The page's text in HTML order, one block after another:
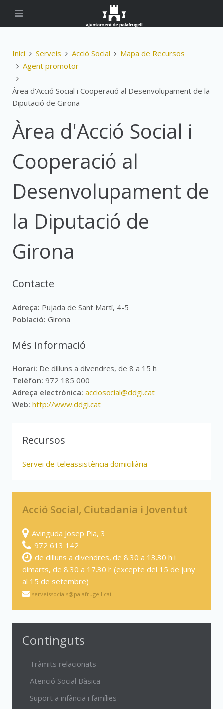
Inici Serveis Acció Social
Mapa de Recursos
Agent promotor
Àrea d'Acció Social i Cooperació al Desenvolupament de la
Diputació de Girona
Àrea d'Acció Social i
Cooperació al
Desenvolupament de
la Diputació de
Girona
Contacte
Adreça: Pujada de Sant Martí, 4-5
Població: Girona
Més informació
Horari: De dilluns a divendres, de 8 a 15 h
Telèfon: 972 185 000
Adreça electrònica: acciosocial@ddgi.cat
Web: http://www.ddgi.cat
Recursos
Servei de teleassistència domiciliària
Acció Social, Ciutadania i Joventut
Avinguda Josep Pla, 3
972 613 142
de dilluns a divendres, de 8.30 a 13.30 h i
dimarts, de 8.30 a 17.30 h (excepte del 15 de juny
al 15 de setembre)
serveissocials@palafrugell.cat
Continguts
Tràmits relacionats
Atenció Social Bàsica
Suport a infància i famílies